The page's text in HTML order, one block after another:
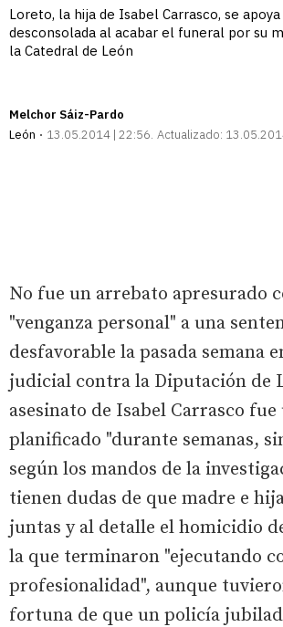
Loreto, la hija de Isabel Carrasco, se
desconsolada al acabar el funeral por su
la Catedral de León
Melchor Sáiz-Pardo
León
13.05.2014 | 22:56 Actualizado:
No fue un arrebato apresurado
"venganza personal" a una
desfavorable la pasada semana
judicial contra la Diputación de
asesinato de Isabel Carrasco
planificado "durante semanas,
según los mandos de la
tienen dudas de que madre e
juntas y al detalle el homicidio
la que terminaron "ejecutando
profesionalidad", aunque
fortuna de que un policía